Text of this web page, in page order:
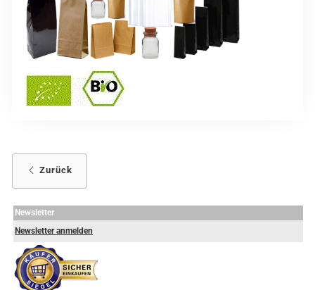
Zurück
Newsletter
Newsletter anmelden